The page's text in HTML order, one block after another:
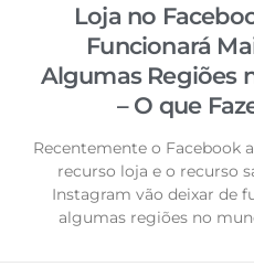
Loja no
Funcionará
Algumas Regiões
– O que
Recentemente o Facebook
recurso loja e o recurso
Instagram vão deixar de
algumas regiões no